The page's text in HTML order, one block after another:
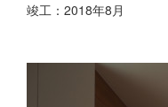
竣工：2018年8月